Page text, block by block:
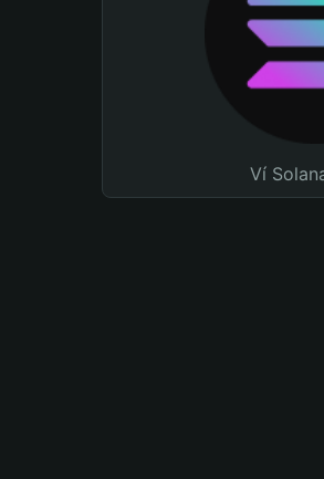
Ví